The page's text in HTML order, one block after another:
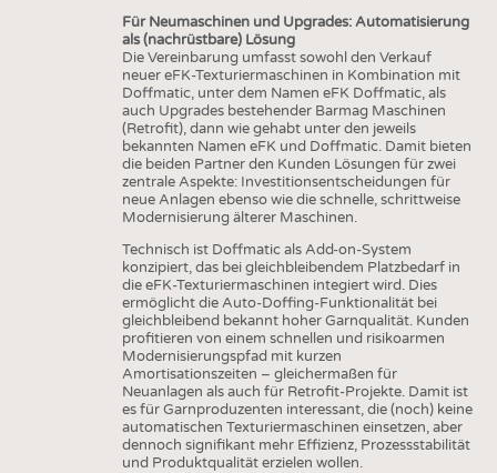
Für Neumaschinen und Upgrades: Automatisierung
als (nachrüstbare) Lösung
Die Vereinbarung umfasst sowohl den Verkauf
neuer eFK-Texturiermaschinen in Kombination mit
Doffmatic, unter dem Namen eFK Doffmatic, als
auch Upgrades bestehender Barmag Maschinen
(Retrofit), dann wie gehabt unter den jeweils
bekannten Namen eFK und Doffmatic. Damit bieten
die beiden Partner den Kunden Lösungen für zwei
zentrale Aspekte: Investitionsentscheidungen für
neue Anlagen ebenso wie die schnelle, schrittweise
Modernisierung älterer Maschinen.
Technisch ist Doffmatic als Add-on-System
konzipiert, das bei gleichbleibendem Platzbedarf in
die eFK-Texturiermaschinen integiert wird. Dies
ermöglicht die Auto-Doffing-Funktionalität bei
gleichbleibend bekannt hoher Garnqualität. Kunden
profitieren von einem schnellen und risikoarmen
Modernisierungspfad mit kurzen
Amortisationszeiten – gleichermaßen für
Neuanlagen als auch für Retrofit-Projekte. Damit ist
es für Garnproduzenten interessant, die (noch) keine
automatischen Texturiermaschinen einsetzen, aber
dennoch signifikant mehr Effizienz, Prozessstabilität
und Produktqualität erzielen wollen.